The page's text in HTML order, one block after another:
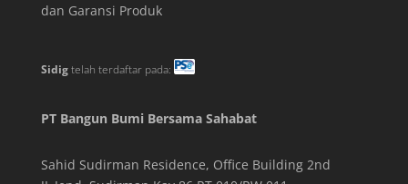
dan Garansi Produk
Sidigtelah terdaftar pada:
PT Bangun Bumi Bersama Sahabat
Sahid Sudirman Residence, Office Building 2nd